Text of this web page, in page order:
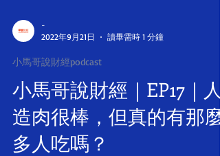
-
2022年9月21日
讀畢需時 1 分鐘
小馬哥說財經podcast
小馬哥說財經｜EP17｜人
造肉很棒，但真的有那麼
多人吃嗎？